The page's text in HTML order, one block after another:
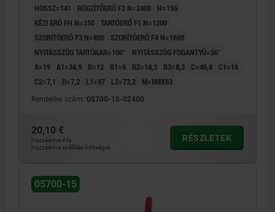
HOSSZ=141 RÖGZÍTŐERŐ F2 N=2400
H=156
KÉZI ERŐ FH N=150 TARTÓERŐ F1 N=1200
SZORÍTÓERŐ F3 N=800
SZORÍTÓERŐ F4 N=1600
NYITÁSSZÖG TARTÓKAR=100°
NYITÁSSZÖG FOGANTYÚ=56°
A=19 A1=34,9 B=12 B1=6 B2=14,3 B3=8,3 C=46,8
C1=16
C2=7,1
D=7,2 L1=97 L2=73,2 M=M8X63
Rendelési szám: 05700-15-02400
20,10 €
hozzáértve Áfa
hozzáértve szállítási költségek
RÉSZLETEK
05700-15